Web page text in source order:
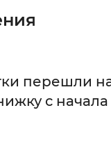
С засечками
перешли
с начала